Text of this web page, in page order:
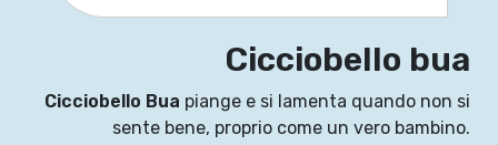
Cicciobello bua
Cicciobello Bua piange e si lamenta quando non si
sente bene, proprio come un vero bambino.